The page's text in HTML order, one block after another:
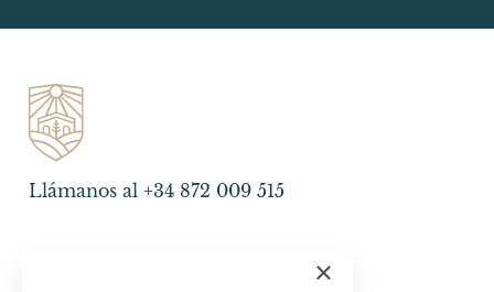
Llámanos al +34 872 009 515
×